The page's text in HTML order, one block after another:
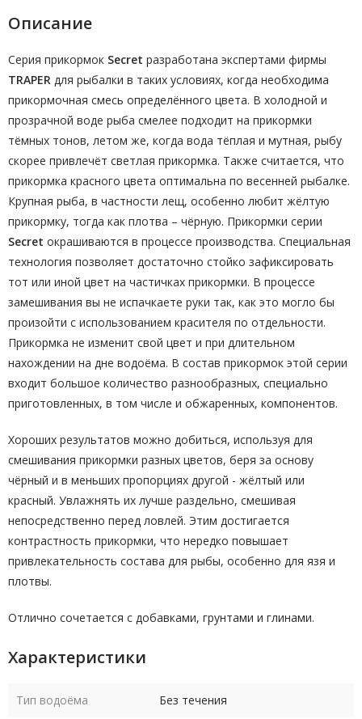
Описание
Серия прикормок Secret разработана экспертами фирмы
TRAPER для рыбалки в таких условиях, когда необходима
прикормочная смесь определённого цвета. В холодной и
прозрачной воде рыба смелее подходит на прикормки
тёмных тонов, летом же, когда вода тёплая и мутная, рыбу
скорее привлечёт светлая прикормка. Также считается, что
прикормка красного цвета оптимальна по весенней рыбалке.
Крупная рыба, в частности лещ, особенно любит жёлтую
прикормку, тогда как плотва – чёрную. Прикормки серии
Secret окрашиваются в процессе производства. Специальная
технология позволяет достаточно стойко зафиксировать
тот или иной цвет на частичках прикормки. В процессе
замешивания вы не испачкаете руки так, как это могло бы
произойти с использованием красителя по отдельности.
Прикормка не изменит свой цвет и при длительном
нахождении на дне водоёма. В состав прикормок этой серии
входит большое количество разнообразных, специально
приготовленных, в том числе и обжаренных, компонентов.
Хороших результатов можно добиться, используя для
смешивания прикормки разных цветов, беря за основу
чёрный и в меньших пропорциях другой - жёлтый или
красный. Увлажнять их лучше раздельно, смешивая
непосредственно перед ловлей. Этим достигается
контрастность прикормки, что нередко повышает
привлекательность состава для рыбы, особенно для язя и
плотвы.
Отлично сочетается с добавками, грунтами и глинами.
Характеристики
Тип водоёма Без течения